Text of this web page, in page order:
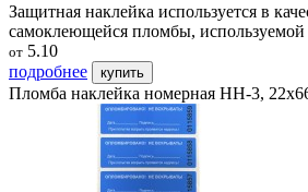
Защитная наклейка используется в
самоклеющейся пломбы, используемой
от 5.10
подробнее
купить
Пломба наклейка номерная НН-3,